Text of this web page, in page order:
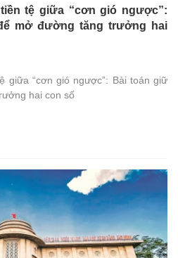
tệ giữa “cơn gió ngược”:
mở đường tăng trưởng hai
giữa “cơn gió ngược”: Bài toán giữ
hai con số